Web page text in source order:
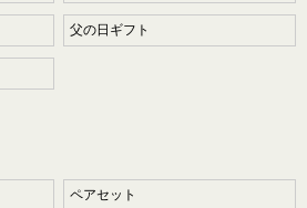
父の日ギフト
ペアセット